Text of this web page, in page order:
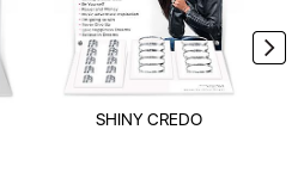
SHINY CREDO